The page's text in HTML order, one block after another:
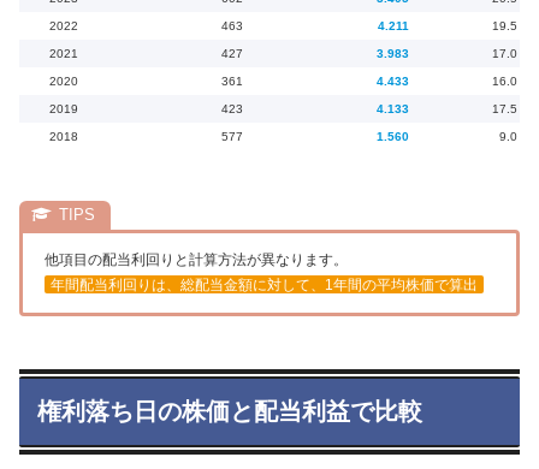
2022 463 4.211 19.5
2021 427 3.983 17.0
2020 361 4.433 16.0
2019 423 4.133 17.5
2018 577 1.560 9.0
他項目の配当利回りと計算方法が異なります。
年間配当利回りは、総配当金額に対して、1年間の平均株価で算出
権利落ち日の株価と配当利益で比較